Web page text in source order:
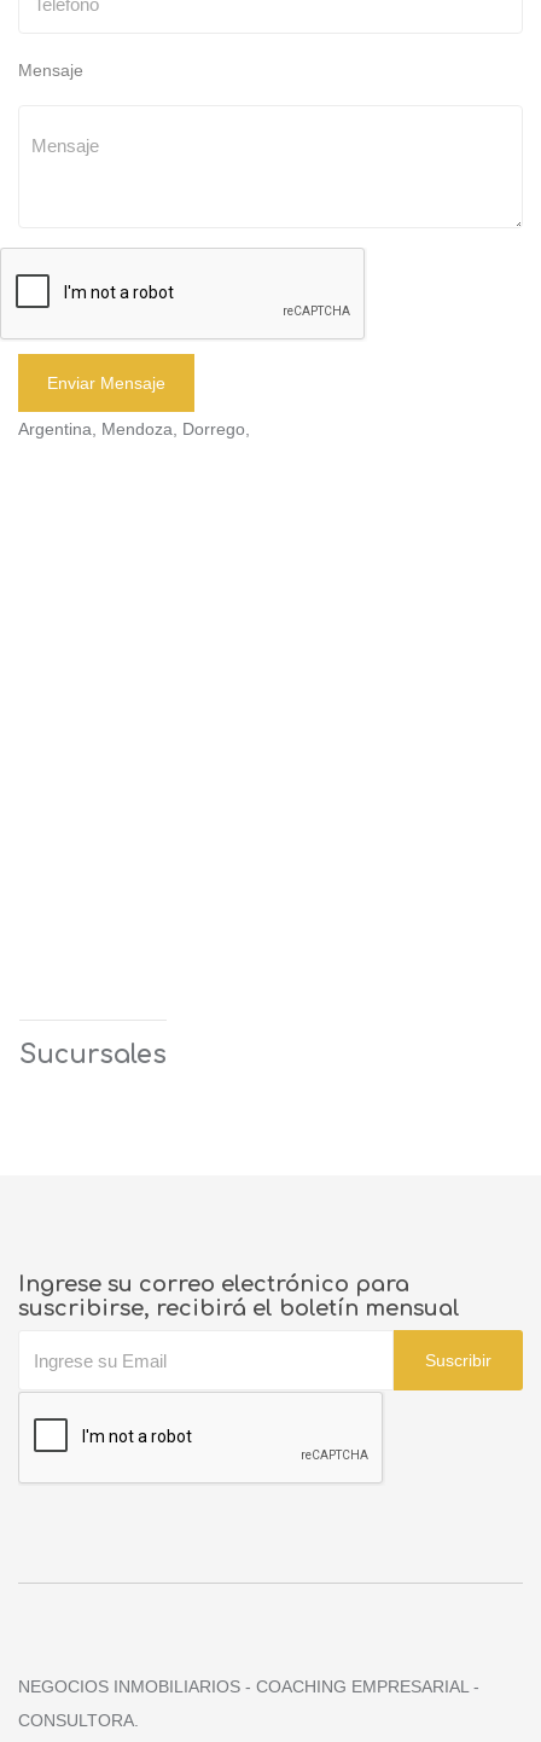
Mensaje
Enviar Mensaje
Argentina, Mendoza, Dorrego,
Sucursales
Ingrese su correo electrónico para
suscribirse, recibirá el boletín mensual
Suscribir
NEGOCIOS INMOBILIARIOS - COACHING EMPRESARIAL -
CONSULTORA.